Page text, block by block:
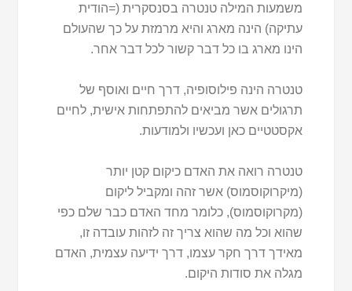
משמעות המילה טנטרה בסנסקרית (=הודית
עתיקה) הינה מארג והיא מרמזת על כך שהעולם
הינו מארג בו כל דבר קשור לכל דבר אחר.
טנטרה הינה פילוסופיה, דרך חיים ואוסף של
תרגולים אשר מביאים להתפתחות אישית, לחיים
אקסטטיים כאן ועכשיו ולמודעות.
טנטרה רואה את האדם כיקום קטן יותר
(מיקרוקוסמוס) אשר זהה ומקביל ליקום
(מקרוקוסמוס), כלומר מחד האדם כבר שלם כפי
שהוא וכל מה שהוא צריך זה לזהות עובדה זו,
מאידך דרך חקר עצמו, דרך ידיעה עצמית, האדם
מגלה את סודות היקום.